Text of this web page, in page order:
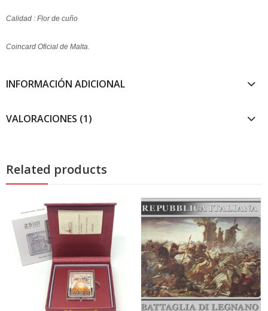
Calidad : Flor de cuño
Coincard Oficial de Malta.
INFORMACIÓN ADICIONAL
VALORACIONES (1)
Related products